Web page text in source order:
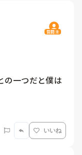
質問主
の一つだと僕は
いいね